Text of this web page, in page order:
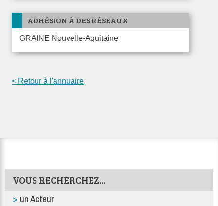
ADHÉSION À DES RÉSEAUX
GRAINE Nouvelle-Aquitaine
< Retour à l'annuaire
VOUS RECHERCHEZ...
un Acteur